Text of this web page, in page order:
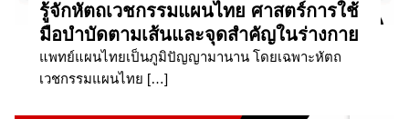
รู้จักหัตถเวชกรรมแผนไทย ศาสตร์การใช้
มือบำบัดตามเส้นและจุดสำคัญในร่างกาย
แพทย์แผนไทยเป็นภูมิปัญญามานาน โดยเฉพาะหัตถ
เวชกรรมแผนไทย […]